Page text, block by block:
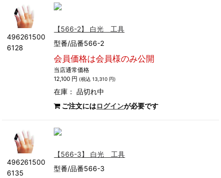
496261500
6128
【566-2】 白光 工具
型番/品番566-2
会員価格は会員様のみ公開
当店通常価格
12,100 円 (税込 13,310 円)
在庫：品切れ中
ご注文にはログインが必要です
496261500
6135
【566-3】 白光 工具
型番/品番566-3